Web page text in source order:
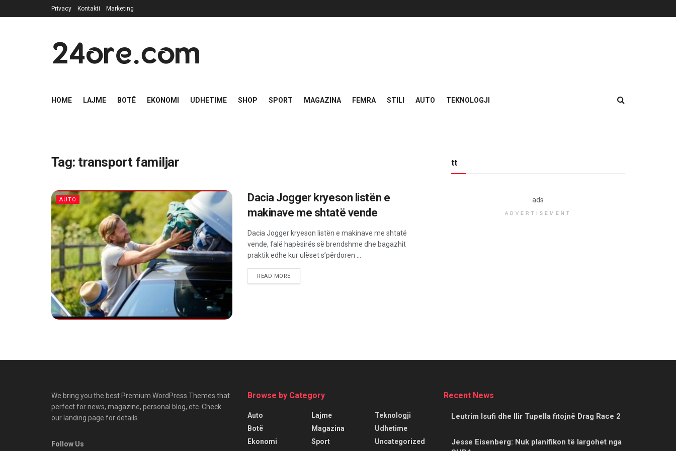
Privacy Kontakti Marketing
24ore.com
HOME LAJME BOTË EKONOMI UDHETIME SHOP SPORT MAGAZINA FEMRA STILI AUTO TEKNOLOGJI
Tag: transport familjar
AUTO
Dacia Jogger kryeson listën e
makinave me shtatë vende
Dacia Jogger kryeson listën e makinave me shtatë
vende, falë hapësirës së brendshme dhe bagazhit
praktik edhe kur ulëset s’përdoren ...
READ MORE
tt
ads
ADVERTISEMENT
We bring you the best Premium WordPress Themes that
perfect for news, magazine, personal blog, etc. Check
our landing page for details.
Follow Us
Browse by Category
Auto
Botë
Ekonomi
Lajme
Magazina
Sport
Teknologji
Udhetime
Uncategorized
Recent News
Leutrim Isufi dhe Ilir Tupella fitojnë Drag Race 2
Jesse Eisenberg: Nuk planifikon të largohet nga